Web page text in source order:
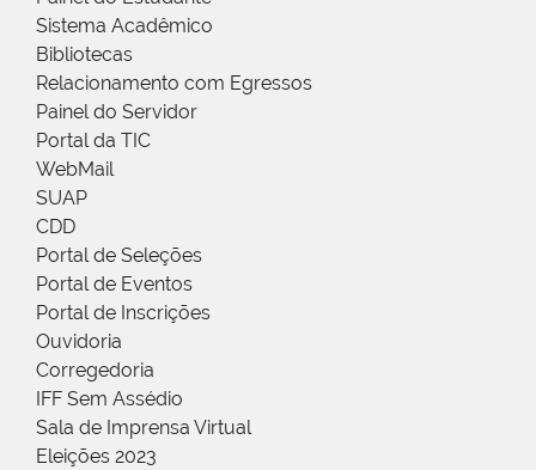
Sistema Acadêmico
Bibliotecas
Relacionamento com Egressos
Painel do Servidor
Portal da TIC
WebMail
SUAP
CDD
Portal de Seleções
Portal de Eventos
Portal de Inscrições
Ouvidoria
Corregedoria
IFF Sem Assédio
Sala de Imprensa Virtual
Eleições 2023